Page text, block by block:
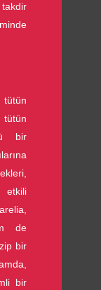
tütün
tütün
bir
etkili
de
bir
bir